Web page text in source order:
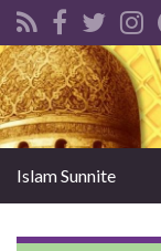
Islam Sunnite